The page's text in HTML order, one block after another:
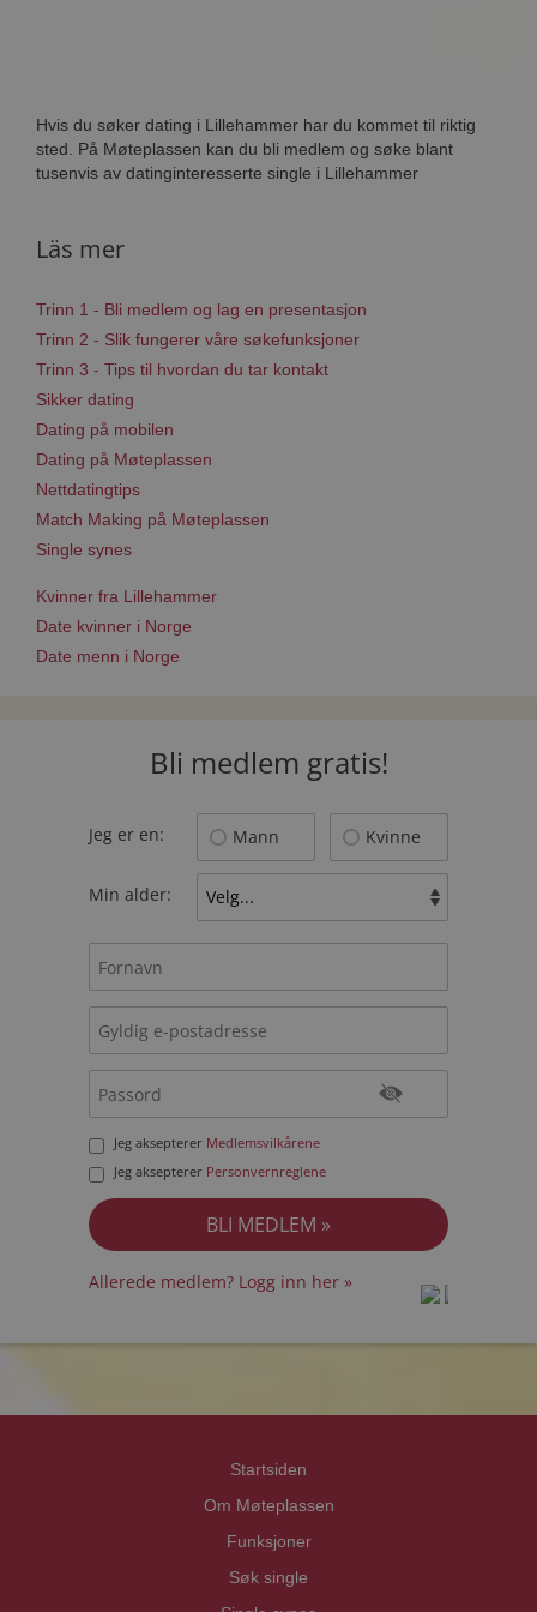
Hvis du søker dating i Lillehammer har du kommet til riktig
sted. På Møteplassen kan du bli medlem og søke blant
tusenvis av datinginteresserte single i Lillehammer
Läs mer
Trinn 1 - Bli medlem og lag en presentasjon
Trinn 2 - Slik fungerer våre søkefunksjoner
Trinn 3 - Tips til hvordan du tar kontakt
Sikker dating
Dating på mobilen
Dating på Møteplassen
Nettdatingtips
Match Making på Møteplassen
Single synes
Kvinner fra Lillehammer
Date kvinner i Norge
Date menn i Norge
Bli medlem gratis!
Jeg er en: Mann Kvinne
Min alder:
Jeg aksepterer Medlemsvilkårene
Jeg aksepterer Personvernreglene
Allerede medlem? Logg inn her »
Startsiden
Om Møteplassen
Funksjoner
Søk single